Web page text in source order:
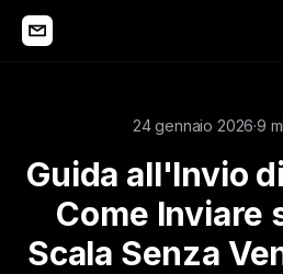
24 gennaio 2026·9
Guida all'Invio
Come Inviare
Scala Senza